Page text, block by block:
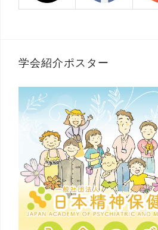
学会紹介ポスター